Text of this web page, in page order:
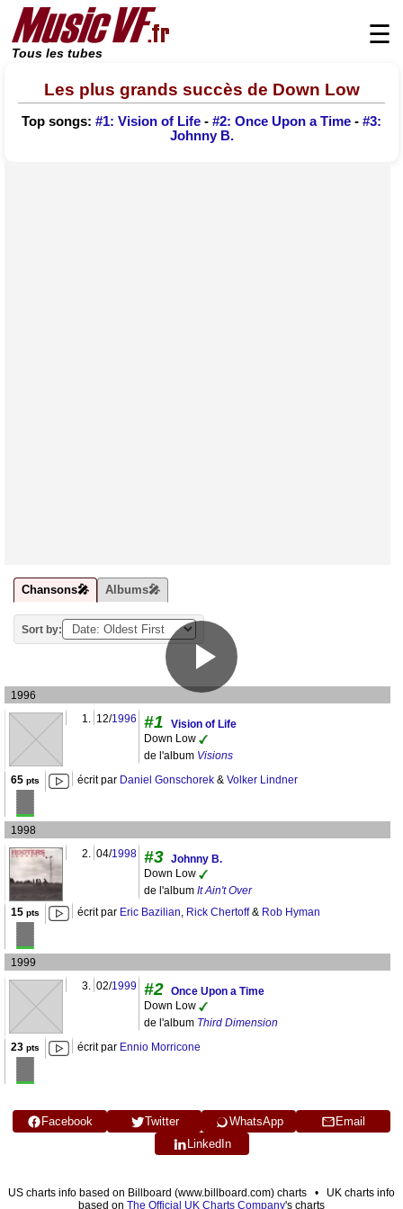
Tous les tubes
☰
Les plus grands succès de Down Low
Top songs: #1: Vision of Life - #2: Once Upon a Time - #3:
Johnny B.
Chansons🎤 Albums🎤
Sort by:
1996
1. 12/1996 #1
Vision of Life
Down Low
de l'album Visions
65 pts écrit par Daniel Gonschorek & Volker Lindner
1998
2. 04/1998 #3 Johnny B.
Down Low
de l'album It Ain't Over
15 pts écrit par Eric Bazilian, Rick Chertoff& Rob Hyman
1999
3. 02/1999 #2 Once Upon a Time
Down Low
de l'album Third Dimension
23 pts écrit par Ennio Morricone
Facebook Twitter WhatsApp
Email
LinkedIn
US charts info based on Billboard (www.billboard.com) charts • UK charts info
based on The Official UK Charts Company's charts